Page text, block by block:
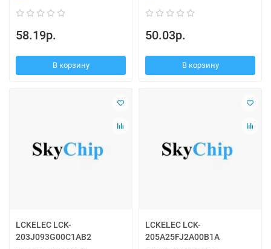
58.19р.
В корзину
50.03р.
В корзину
LCKELEC LCK-
203J093G00C1AB2
LCKELEC LCK-
205A25FJ2A00B1A